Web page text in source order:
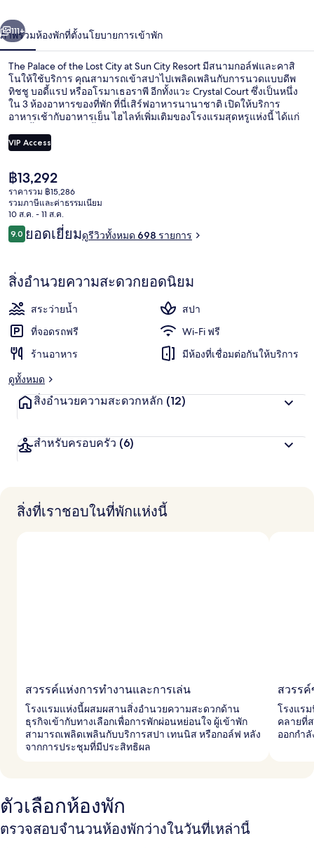
City
at
Sun
City
Resort
า
ถัดไป
111+
ภาพรวมห้องพักที่ตั้งนโยบายการเข้าพัก
The Palace of the Lost City at Sun City Resort มีสนามกอล์ฟและคาสิ
โนให้ใช้บริการ คุณสามารถเข้าสปาไปเพลิดเพลินกับการนวดแบบดีพ
ทิชชู บอดี้แรป หรืออโรมาเธอราพี อีกทั้งแวะ Crystal Court ซึ่งเป็นหนึ่ง
ใน 3 ห้องอาหารของที่พัก ที่นี่เสิร์ฟอาหารนานาชาติ เปิดให้บริการ
อาหารเช้ากับอาหารเย็น ไฮไลท์เพิ่มเติมของโรงแรมสุดหรูแห่งนี้ ได้แก่
ประทับใจพนักงาน
VIP Access
ราคา
ปัจจุบัน
฿13,292
฿13,292
ราคารวม ฿15,286
รวมภาษีและค่าธรรมเนียม
10 ส.ค. - 11 ส.ค.
รีวิว
9.09.0 จาก 10
ยอดเยี่ยมดูรีวิวทั้งหมด 698 รายการ
สิ่งอำนวยความสะดวกยอดนิยม
สระว่ายน้ำ
สปา
ที่จอดรถฟรี
Wi-Fi ฟรี
ร้านอาหาร
มีห้องที่เชื่อมต่อกันให้บริการ
ดูทั้งหมด
สิ่งอำนวยความสะดวกหลัก (12)
สำหรับครอบครัว (6)
สิ่งที่เราชอบในที่พักแห่งนี้
สวรรค์แห่งการทำงานและการเล่น
โรงแรมแห่งนี้ผสมผสานสิ่งอำนวยความสะดวกด้าน
ธุรกิจเข้ากับทางเลือกเพื่อการพักผ่อนหย่อนใจ ผู้เข้าพัก
สามารถเพลิดเพลินกับบริการสปา เทนนิส หรือกอล์ฟ หลัง
จากการประชุมที่มีประสิทธิผล
สวรร
โรงแร
คลายที่
ออกกำ
ตัวเลือกห้องพัก
ตรวจสอบจำนวนห้องพักว่างในวันที่เหล่านี้